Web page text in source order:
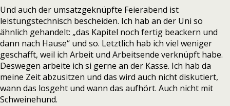
Und auch der umsatzgeknüpfte Feierabend ist
leistungstechnisch bescheiden. Ich hab an der Uni so
ähnlich gehandelt: „das Kapitel noch fertig beackern und
dann nach Hause“ und so. Letztlich hab ich viel weniger
geschafft, weil ich Arbeit und Arbeitsende verknüpft habe.
Deswegen arbeite ich si gerne an der Kasse. Ich hab da
meine Zeit abzusitzen und das wird auch nicht diskutiert,
wann das losgeht und wann das aufhört. Auch nicht mit
Schweinehund.